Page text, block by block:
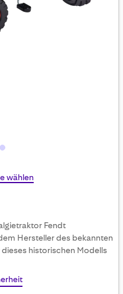
wählen
Fendt
Hersteller des bekannten
historischen Modells